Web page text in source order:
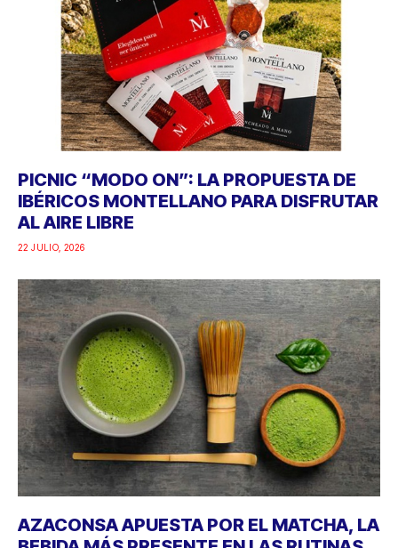
PICNIC “MODO ON”: LA PROPUESTA DE
IBÉRICOS MONTELLANO PARA DISFRUTAR
AL AIRE LIBRE
22 JULIO, 2026
AZACONSA APUESTA POR EL MATCHA, LA